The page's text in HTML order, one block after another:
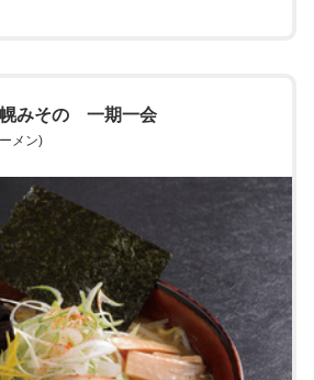
みその 一期一会
メン)